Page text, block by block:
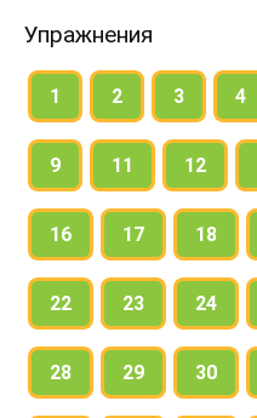
Упражнения
1 2 3 4
9 11 12
16 17 18
22 23 24
28 29 30